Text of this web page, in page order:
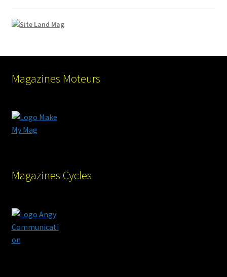
Magazines Moteurs
Magazines Cycles